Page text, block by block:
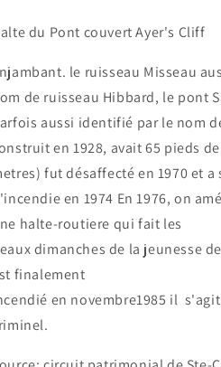
du Pont couvert Ayer's Cliff
le ruisseau Misseau
de ruisseau Hibbard, le pont
aussi identifié par le nom
en 1928, avait 65 pieds
fut désaffecté en 1970 et
en 1974 En 1976, on
halte-routiere qui fait les
dimanches de la jeunesse
finalement
en novembre1985 il